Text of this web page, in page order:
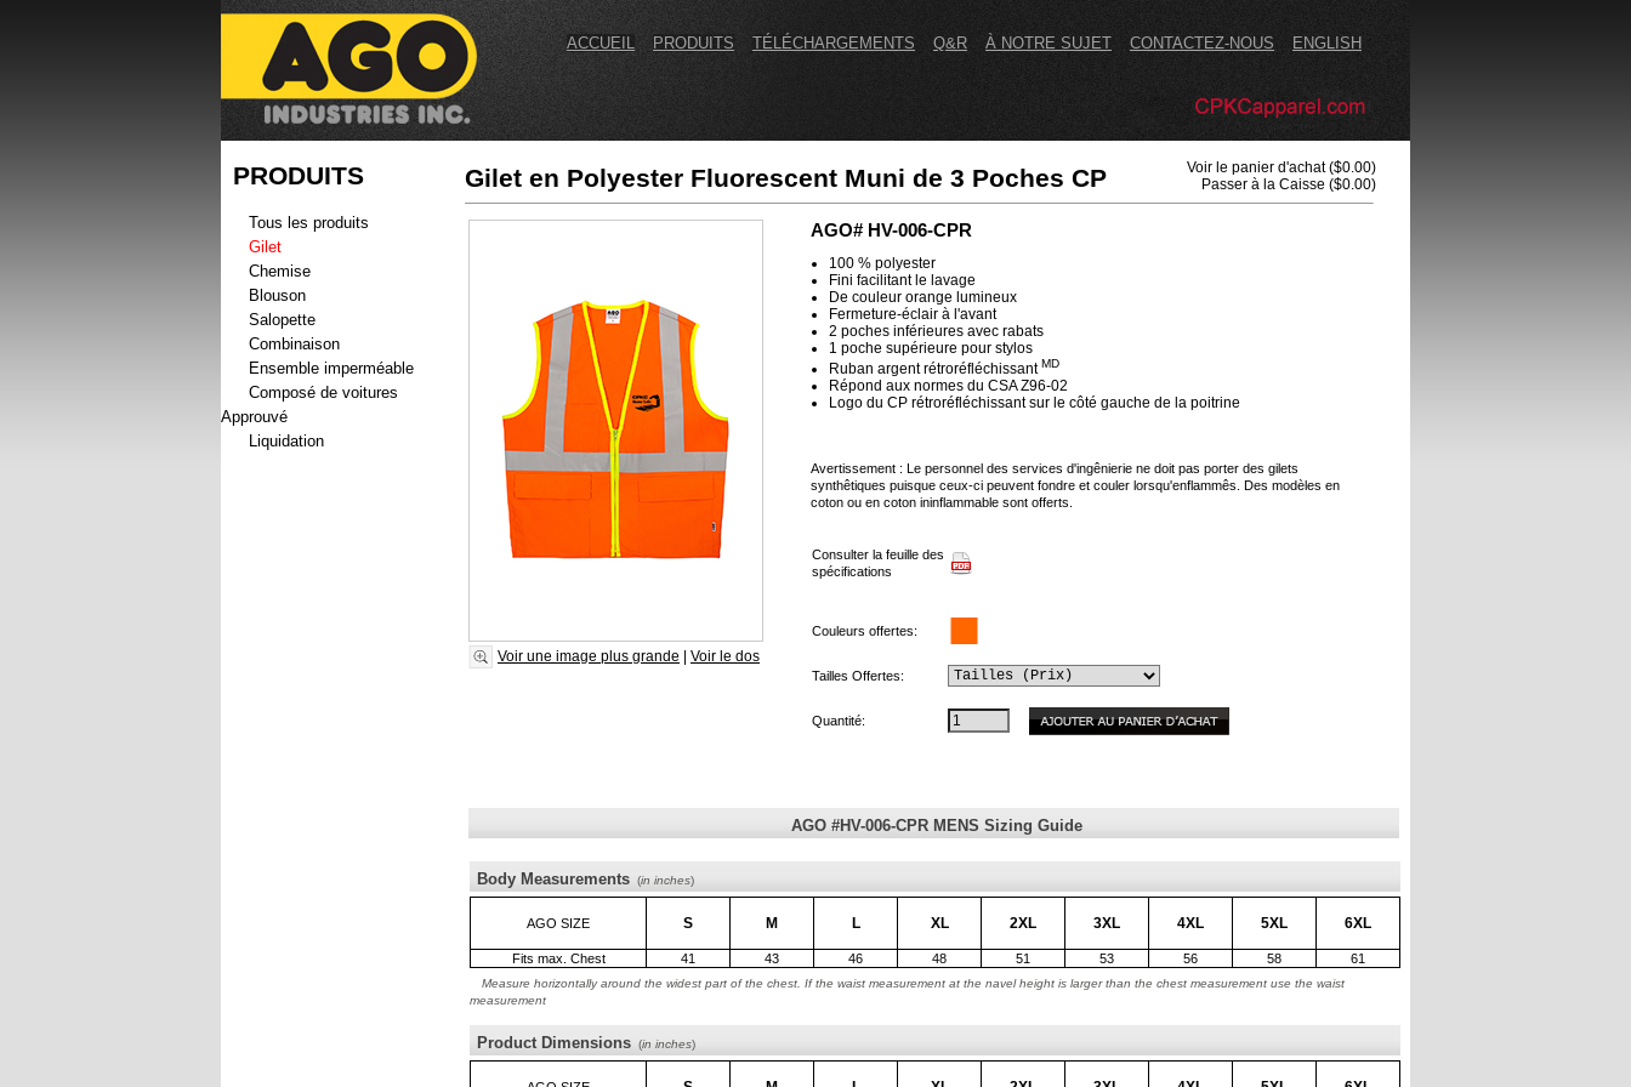
ACCUEIL PRODUITS TÉLÉCHARGEMENTS Q&R À NOTRE SUJET CONTACTEZ-NOUS ENGLISH
PRODUITS
Tous les produits
Gilet
Chemise
Blouson
Salopette
Combinaison
Ensemble imperméable
Composé de voitures
Approuvé
Liquidation
Gilet en Polyester Fluorescent Muni de 3 Poches CP Voir le panier d'achat($0.00)
Passer à la Caisse ($0.00)
Voir une image plus grande | Voir le dos
AGO# HV-006-CPR
100 % polyester
Fini facilitant le lavage
De couleur orange lumineux
Fermeture-éclair à l'avant
2 poches inférieures avec rabats
1 poche supérieure pour stylos
Ruban argent rétroréfléchissantMD
Répond aux normes du CSA Z96-02
Logo du CP rétroréfléchissant sur le côté gauche de la poitrine
Avertissement : Le personnel des services d'ingênierie ne doit pas porter des gilets
synthêtiques puisque ceux-ci peuvent fondre et couler lorsqu'enflammês. Des modèles en
coton ou en coton ininflammable sont offerts.
Consulter la feuille des
spécifications
Couleurs offertes:
Tailles Offertes:
Quantité:
AGO #HV-006-CPR MENS Sizing Guide
Body Measurements (in inches)
AGO SIZE S M L XL 2XL 3XL 4XL 5XL 6XL
Fits max. Chest 41 43 46 48 51 53 56 58 61
Measure horizontally around the widest part of the chest. If the waist measurement at the navel height is larger than the chest measurement use the waist
measurement
Product Dimensions (in inches)